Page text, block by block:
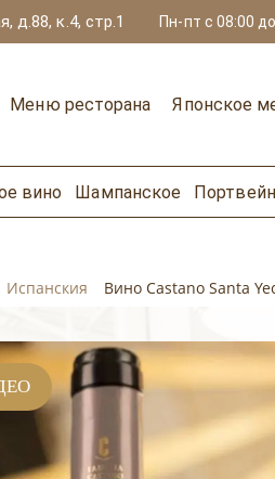
д.88, к.4, стр.1 Пн-пт с 08:00
Меню ресторана Японское
вино Шампанское Портвейн
Испанския Вино Castano Santa